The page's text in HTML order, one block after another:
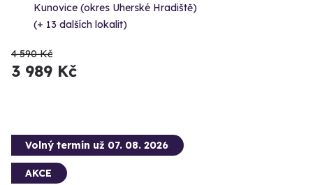
Kunovice (okres Uherské Hradiště)
(+ 13 dalších lokalit)
4 590 Kč
3 989 Kč
Volný termín už 07. 08. 2026
AKCE